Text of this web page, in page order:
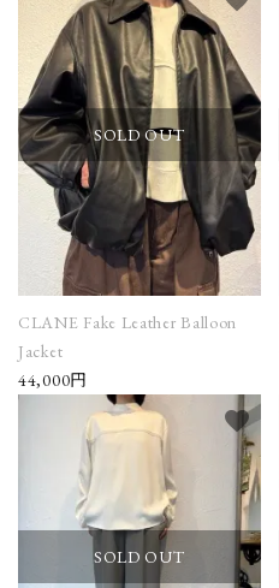
SOLD OUT
CLANE Fake Leather Balloon
Jacket
44,000円
SOLD OUT
favorite